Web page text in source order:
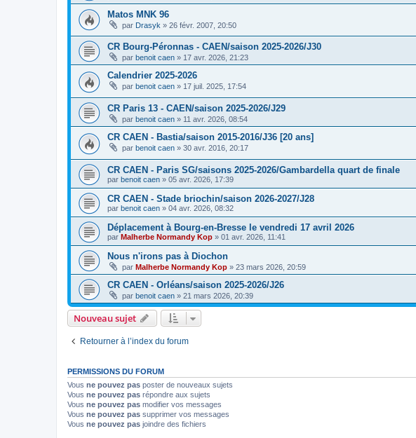
Matos MNK 96
par Drasyk » 26 févr. 2007, 20:50
CR Bourg-Péronnas - CAEN/saison 2025-2026/J30
par benoit caen » 17 avr. 2026, 21:23
Calendrier 2025-2026
par benoit caen » 17 juil. 2025, 17:54
CR Paris 13 - CAEN/saison 2025-2026/J29
par benoit caen » 11 avr. 2026, 08:54
CR CAEN - Bastia/saison 2015-2016/J36 [20 ans]
par benoit caen » 30 avr. 2016, 20:17
CR CAEN - Paris SG/saisons 2025-2026/Gambardella quart de finale
par benoit caen » 05 avr. 2026, 17:39
CR CAEN - Stade briochin/saison 2026-2027/J28
par benoit caen » 04 avr. 2026, 08:32
Déplacement à Bourg-en-Bresse le vendredi 17 avril 2026
par Malherbe Normandy Kop » 01 avr. 2026, 11:41
Nous n'irons pas à Diochon
par Malherbe Normandy Kop » 23 mars 2026, 20:59
CR CAEN - Orléans/saison 2025-2026/J26
par benoit caen » 21 mars 2026, 20:39
Nouveau sujet
Retourner à l’index du forum
PERMISSIONS DU FORUM
Vous ne pouvez pas poster de nouveaux sujets
Vous ne pouvez pas répondre aux sujets
Vous ne pouvez pas modifier vos messages
Vous ne pouvez pas supprimer vos messages
Vous ne pouvez pas joindre des fichiers